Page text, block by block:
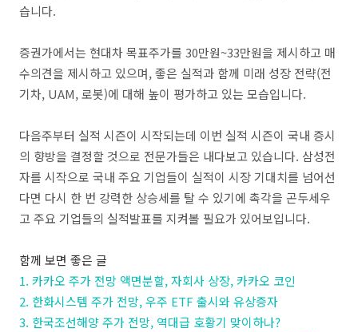
습니다.
증권가에서는 현대차 목표주가를 30만원~33만원을 제시하고 매
수의견을 제시하고 있으며, 좋은 실적과 함께 미래 성장 전략(전
기차, UAM, 로봇)에 대해 높이 평가하고 있는 모습입니다.
다음주부터 실적 시즌이 시작되는데 이번 실적 시즌이 국내 증시
의 향방을 결정할 것으로 전문가들은 내다보고 있습니다. 삼성전
자를 시작으로 국내 주요 기업들이 실적이 시장 기대치를 넘어선
다면 다시 한 번 강력한 상승세를 탈 수 있기에 촉각을 곤두세우
고 주요 기업들의 실적발표를 지켜볼 필요가 있어보입니다.
함께 보면 좋은 글
1. 카카오 주가 전망 액면분할, 자회사 상장, 카카오 코인
2. 한화시스템 주가 전망, 우주 ETF 출시와 유상증자
3. 한국조선해양 주가 전망, 역대급 호황기 맞이하나?